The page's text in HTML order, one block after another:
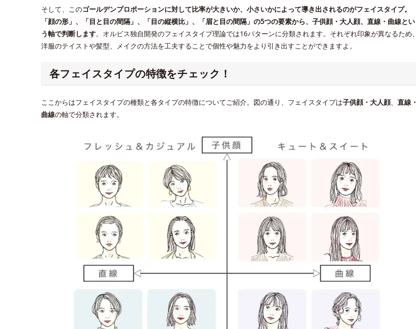
そして、このゴールデンプロポーションに対して比率が大きいか、小さいかによって導き出されるのがフェイスタイプ。
「顔の形」、「目と目の間隔」、「目の縦横比」、「眉と目の間隔」の5つの要素から、子供顔・大人顔、直線・曲線とい
う軸で判断します。オルビス独自開発のフェイスタイプ理論では16パターンに分類されます。それぞれ印象が異なるため、
洋服のテイストや髪型、メイクの方法を工夫することで個性や魅力をより引き出すことができますよ。
各フェイスタイプの特徴をチェック！
ここからはフェイスタイプの種類と各タイプの特徴についてご紹介。図の通り、フェイスタイプは子供顔・大人顔、 直線・
曲線の軸で分類されます。